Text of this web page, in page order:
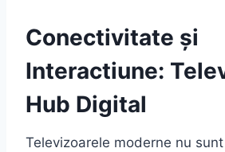
Conectivitate și
Interactiune:
Hub Digital
Televizoarele moderne nu